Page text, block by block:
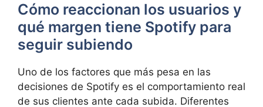
Cómo reaccionan los usuarios y
qué margen tiene Spotify para
seguir subiendo
Uno de los factores que más pesa en las
decisiones de Spotify es el comportamiento real
de sus clientes ante cada subida. Diferentes